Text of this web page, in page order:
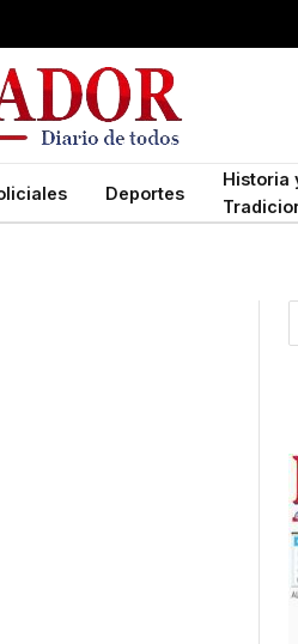
Deportes
Historia